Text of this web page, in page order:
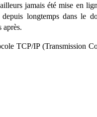
jamais été mise en
longtemps dans le
après.
TCP/IP (Transmission